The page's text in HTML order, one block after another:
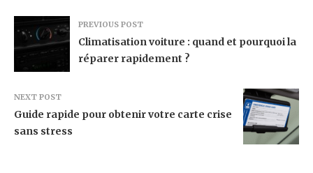
PREVIOUS POST
Climatisation voiture : quand et pourquoi la
réparer rapidement ?
NEXT POST
Guide rapide pour obtenir votre carte crise
sans stress